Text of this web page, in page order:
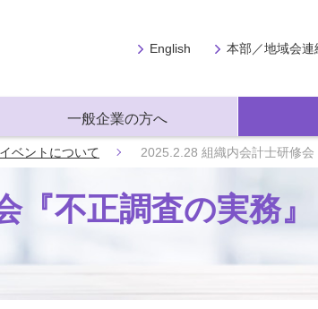
一般企業の方へ
English 本部／地域会連
ベントについて 2025.2.28 組織内会計士研修
『不正調査の実務